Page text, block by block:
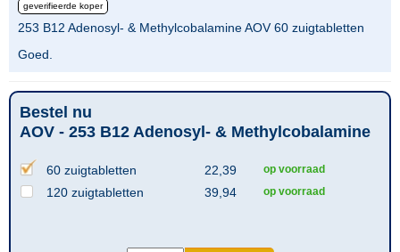
geverifieerde koper
253 B12 Adenosyl- & Methylcobalamine AOV 60 zuigtabletten
Goed.
Bestel nu
AOV - 253 B12 Adenosyl- & Methylcobalamine
60 zuigtabletten 22,39 op voorraad
120 zuigtabletten 39,94 op voorraad